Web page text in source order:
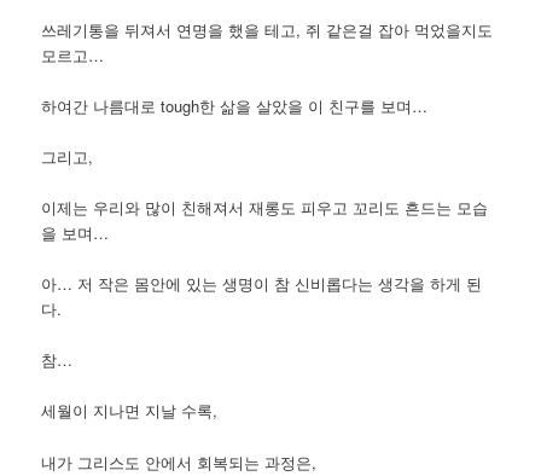
쓰레기통을 뒤져서 연명을 했을 테고, 쥐 같은걸 잡아 먹었을지도
모르고…
하여간 나름대로 tough한 삶을 살았을 이 친구를 보며…
그리고,
이제는 우리와 많이 친해져서 재롱도 피우고 꼬리도 흔드는 모습
을 보며…
아… 저 작은 몸안에 있는 생명이 참 신비롭다는 생각을 하게 된
다.
참…
세월이 지나면 지날 수록,
내가 그리스도 안에서 회복되는 과정은,